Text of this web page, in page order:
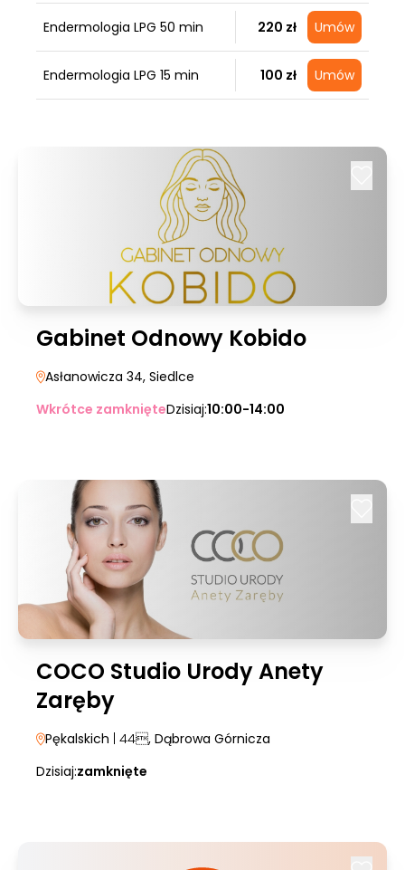
Endermologia LPG 50 min 220 zł Umów
Endermologia LPG 15 min 100 zł Umów
Gabinet Odnowy Kobido
Asłanowicza 34, Siedlce
Wkrótce zamknięteDzisiaj:10:00-14:00
COCO Studio Urody Anety
Zaręby
Pękalskich | 44, Dąbrowa Górnicza
Dzisiaj:zamknięte